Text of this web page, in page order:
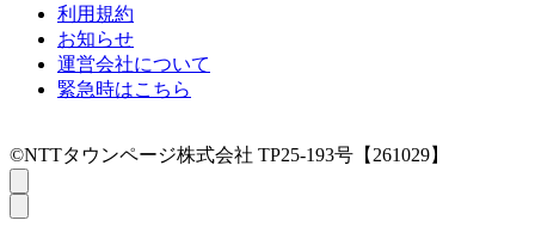
利用規約
お知らせ
運営会社について
緊急時はこちら
©NTTタウンページ株式会社 TP25-193号【261029】